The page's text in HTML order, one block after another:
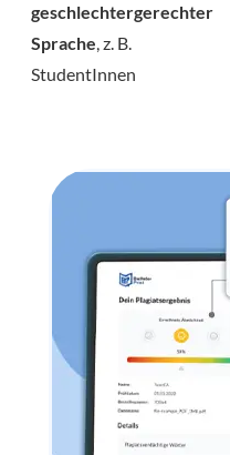
geschlechtergerechter
Sprache, z. B.
StudentInnen